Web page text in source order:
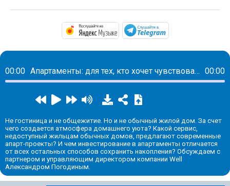
https://music.yandex.ru/
00:00 Апартаменты: для тех, кто хочет чувствовать себя счастливым 00:00
Не гостиница и не общежитие. Но и не обычный жилой дом. За счет
чего создается атмосфера домашнего уюта? Какой сервис,
недоступный жильцам обычных домов, предлагают современные
апарт-проекты? И чем инвестирование в апартаменты отличается
от всех остальных способов сохранить накопления? Обсуждаем с
партнером и управляющим директором компании Well
Александром Погодиным.